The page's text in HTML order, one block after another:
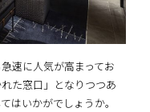
速に人気が高まってお
た窓口」となりつつあ
はいかがでしょうか。